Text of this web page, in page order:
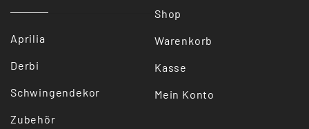
Aprilia
Derbi
Schwingendekor
Zubehör
Shop
Warenkorb
Kasse
Mein Konto